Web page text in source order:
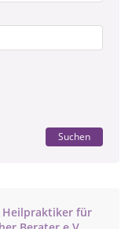
Suchen
Heilpraktiker für